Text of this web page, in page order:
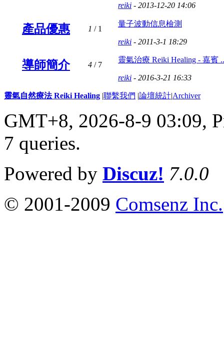
reiki - 2013-12-20 14:06
產品優惠 1 / 1
量子波動信息檢測
reiki - 2011-3-1 18:29
導師簡介 4 / 7
靈氣治療 Reiki Healing - 嘉賓
reiki - 2016-3-21 16:33
靈氣自然療法 Reiki Healing |聯繫我們 |論壇統計|Archiver
GMT+8, 2026-8-9 03:09,
7 queries.
Powered by Discuz! 7.0.0
© 2001-2009 Comsenz Inc.